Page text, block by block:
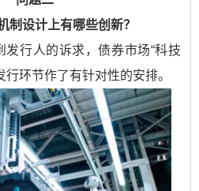
制设计上有哪些创新？
发行人的诉求，债券市场“科技
环节作了有针对性的安排。